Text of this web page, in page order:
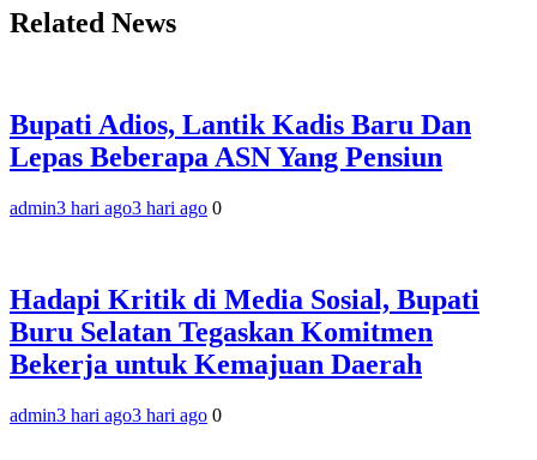
Related News
Bupati Adios, Lantik Kadis Baru Dan
Lepas Beberapa ASN Yang Pensiun
admin3 hari ago3 hari ago 0
Hadapi Kritik di Media Sosial, Bupati
Buru Selatan Tegaskan Komitmen
Bekerja untuk Kemajuan Daerah
admin3 hari ago3 hari ago 0